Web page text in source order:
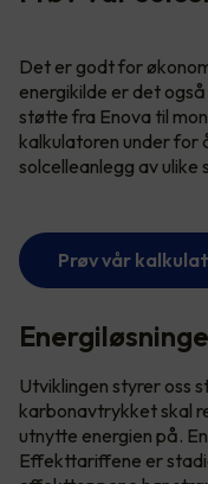
Det er godt for
energikilde er det
støtte fra Enova til
kalkulatoren under for
solcelleanlegg av ulike
Prøv vår
Utviklingen styrer oss
karbonavtrykket skal
utnytte energien på.
Effekttariffene er